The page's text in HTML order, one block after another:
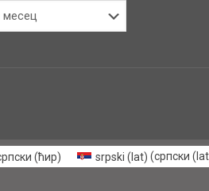
(ћир) srpski (lat) (српски